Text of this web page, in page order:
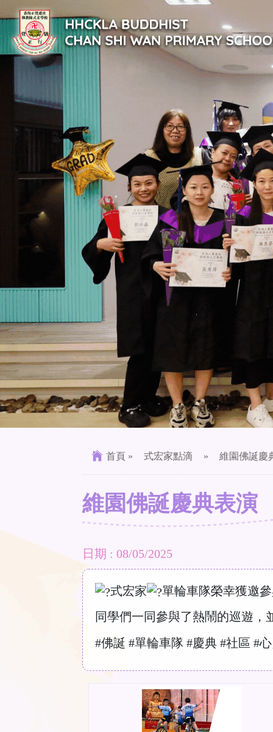
首頁 » 式宏家點滴 » 維園佛誕慶
維園佛誕慶典表演
日期 : 08/05/2025
式宏家
單輪車隊榮幸獲邀
同學們一同參與了熱鬧的巡遊
#佛誕 #單輪車隊 #慶典 #社區 #